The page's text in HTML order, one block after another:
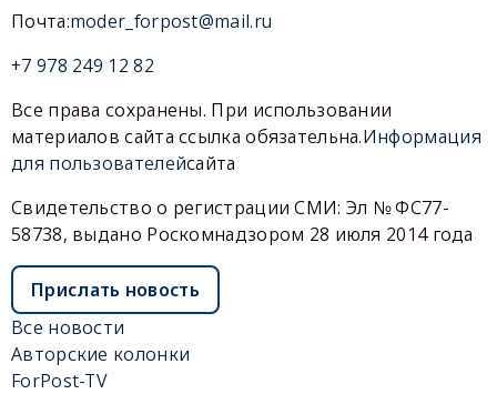
Почта:moder_forpost@mail.ru
+7 978 249 12 82
Все права сохранены. При использовании
материалов сайта ссылка обязательна.Информация
для пользователейсайта
Свидетельство о регистрации СМИ: Эл № ФС77-
58738, выдано Роскомнадзором 28 июля 2014 года
Прислать новость
Все новости
Авторские колонки
ForPost-TV